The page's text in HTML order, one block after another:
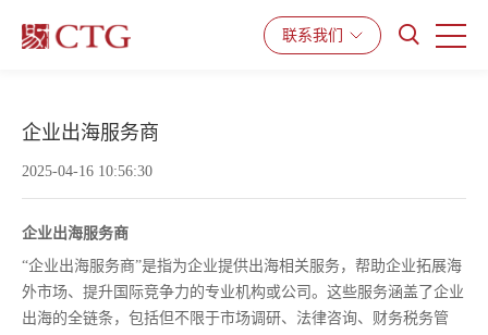
解决方案 资源中心
联系我们
企业出海服务商
2025-04-16 10:56:30
企业出海服务商
“企业出海服务商”是指为企业提供出海相关服务，帮助企业拓展海
外市场、提升国际竞争力的专业机构或公司。这些服务涵盖了企业
出海的全链条，包括但不限于市场调研、法律咨询、财务税务管